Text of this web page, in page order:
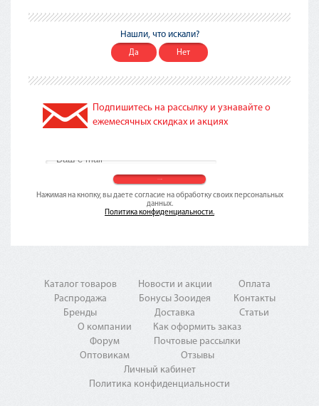
Нашли, что искали?
Да Нет
Подпишитесь на рассылку и узнавайте о
ежемесячных скидках и акциях
Нажимая на кнопку, вы даете согласие на обработку своих персональных
данных.
Политика конфиденциальности.
Каталог товаров
Распродажа
Бренды
Новости и акции
Бонусы Зооидея
Доставка
Оплата
Контакты
Статьи
О компании
Форум
Оптовикам
Как оформить заказ
Почтовые рассылки
Отзывы
Личный кабинет
Политика конфиденциальности